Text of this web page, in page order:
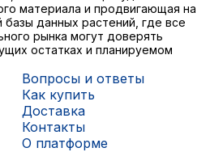
материала и продвигающая на
данных растений, где все
рынка могут доверять
остатках и планируемом
Вопросы и ответы
Как купить
Доставка
Контакты
О платформе